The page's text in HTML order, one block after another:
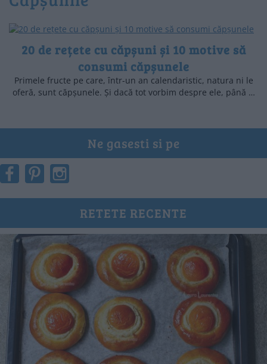
20 de rețete cu căpșuni și 10 motive să
consumi căpșunele
Primele fructe pe care, într-un an calendaristic, natura ni le
oferă, sunt căpșunele. Și dacă tot vorbim despre ele, până …
Ne gasesti si pe
RETETE RECENTE